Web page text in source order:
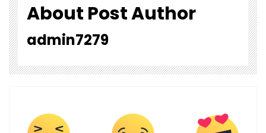
About Post Author
admin7279